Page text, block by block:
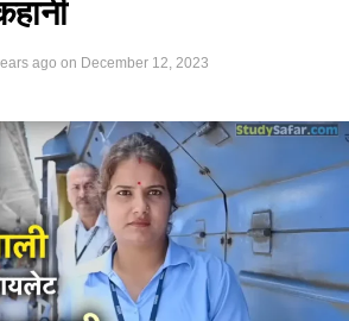
ago on December 12, 2023